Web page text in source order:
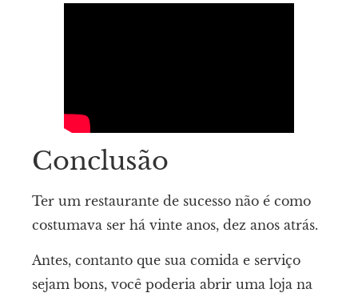
Conclusão
Ter um restaurante de sucesso não é como
costumava ser há vinte anos, dez anos atrás.
Antes, contanto que sua comida e serviço
sejam bons, você poderia abrir uma loja na